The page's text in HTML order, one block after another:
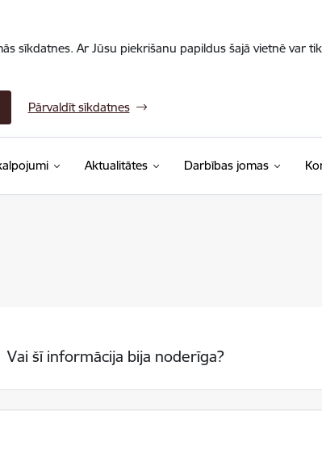
sīkdatnes. Ar Jūsu piekrišanu papildus šajā vietnē var
Pārvaldīt sīkdatnes
Aktualitātes Darbības jomas
Vai šī informācija bija noderīga?